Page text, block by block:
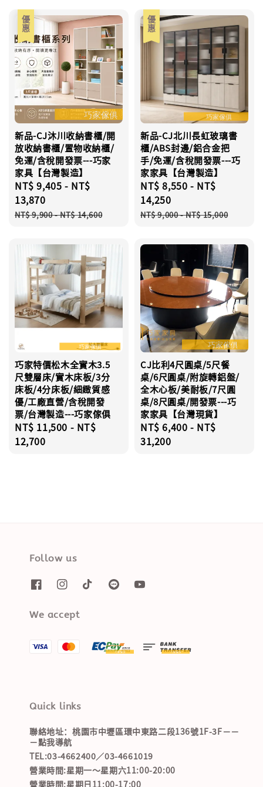
優惠
新品-CJ沐川收納書櫃/開
放收納書櫃/置物收納櫃/
免運/含稅開發票---巧家
家具【台灣製造】
Sale
price
NT$ 9,405 - NT$
13,870
Regular
NT$ 9,900-NT$ 14,600
優惠
新品-CJ北川長虹玻璃書
櫃/ABS封邊/鋁合金把
手/免運/含稅開發票---巧
家家具【台灣製造】
Sale
price
NT$ 8,550 - NT$
14,250
Regular
NT$ 9,000-NT$ 15,000
巧家特價松木全實木3.5
尺雙層床/實木床板/3分
床板/4分床板/細緻質感
優/工廠直營/含稅開發
票/台灣製造---巧家傢俱
Regular
price
NT$ 11,500 - NT$
12,700
CJ比利4尺圓桌/5尺餐
桌/6尺圓桌/附旋轉鋁盤/
全木心板/美耐板/7尺圓
桌/8尺圓桌/開發票---巧
家家具【台灣現貨】
Regular
price
NT$ 6,400 - NT$
31,200
Follow us
We accept
Quick links
聯絡地址：桃園市中壢區環中東路二段136號1F-3F－－
－點我導航
TEL:03-4662400／03-4661019
營業時間:星期一～星期六11:00-20:00
營業時間:星期日11:00-17:00